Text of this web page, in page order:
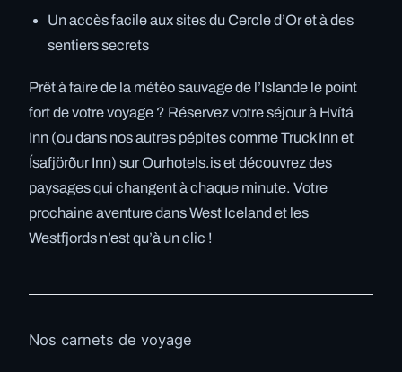
Un accès facile aux sites du Cercle d’Or et à des
sentiers secrets
Prêt à faire de la météo sauvage de l’Islande le point
fort de votre voyage ? Réservez votre séjour à Hvítá
Inn (ou dans nos autres pépites comme Truck Inn et
Ísafjörður Inn) sur Ourhotels.is et découvrez des
paysages qui changent à chaque minute. Votre
prochaine aventure dans West Iceland et les
Westfjords n’est qu’à un clic !
Nos carnets de voyage